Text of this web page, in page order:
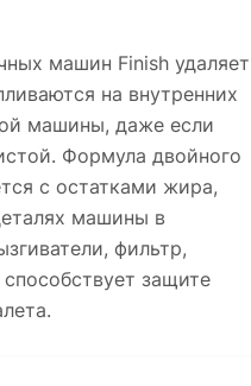
машин Finish удаляет
на внутренних
машины, даже если
Формула двойного
с остатками жира,
машины в
фильтр,
защите